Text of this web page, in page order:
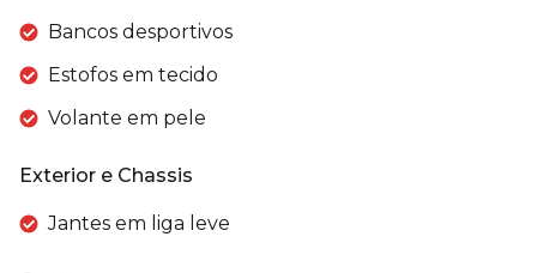
Bancos desportivos
Estofos em tecido
Volante em pele
Exterior e Chassis
Jantes em liga leve